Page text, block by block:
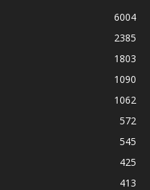
6004
2385
1803
1090
1062
572
545
425
413